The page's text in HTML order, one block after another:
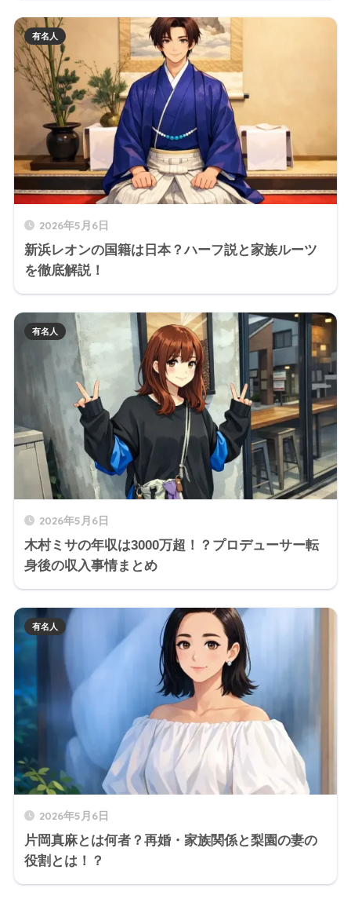
2026年5月6日
新浜レオンの国籍は日本？ハーフ説と家族ルーツ
を徹底解説！
有名人
2026年5月6日
木村ミサの年収は3000万超！？プロデューサー転
身後の収入事情まとめ
有名人
2026年5月6日
片岡真麻とは何者？再婚・家族関係と梨園の妻の
役割とは！？
有名人